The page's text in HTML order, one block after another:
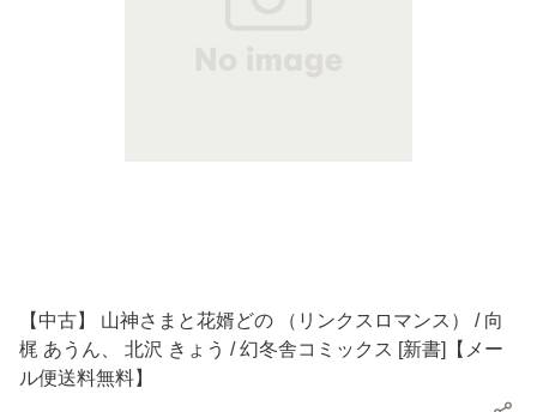
【中古】 山神さまと花婿どの （リンクスロマンス） / 向
梶 あうん、 北沢 きょう / 幻冬舎コミックス [新書]【メー
ル便送料無料】